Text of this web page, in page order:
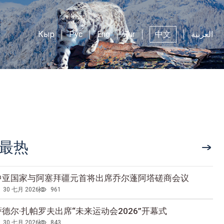
Кыр Рус Eng Tur 中文 العربية
热
亚国家与阿塞拜疆元首将出席乔尔蓬阿塔磋商会议
30 七月 2026 961
尔·扎帕罗夫出席“未来运动会2026”开幕式